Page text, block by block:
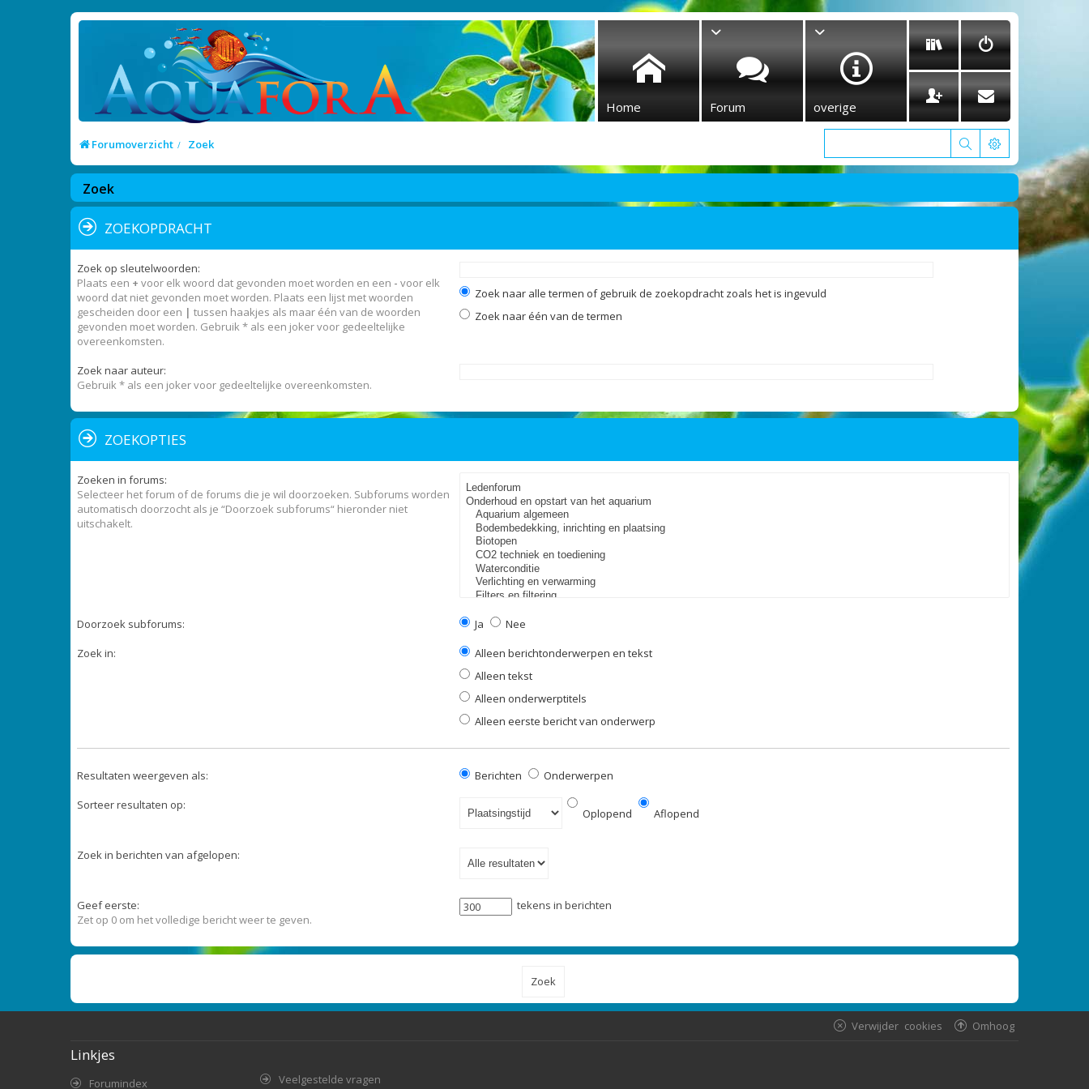
Home Forum overige
Forumoverzicht Zoek
Zoek
ZOEKOPDRACHT
Zoek op sleutelwoorden:
Plaats een + voor elk woord dat gevonden moet worden en een - voor elk
woord dat niet gevonden moet worden. Plaats een lijst met woorden
gescheiden door een | tussen haakjes als maar één van de woorden
gevonden moet worden. Gebruik * als een joker voor gedeeltelijke
overeenkomsten.
Zoek naar alle termen of gebruik de zoekopdracht zoals het is ingevuld
Zoek naar één van de termen
Zoek naar auteur:
Gebruik * als een joker voor gedeeltelijke overeenkomsten.
ZOEKOPTIES
Zoeken in forums:
Selecteer het forum of de forums die je wil doorzoeken. Subforums worden
automatisch doorzocht als je “Doorzoek subforums“ hieronder niet
uitschakelt.
Doorzoek subforums: Ja
Nee
Zoek in:
Alleen berichtonderwerpen en tekst
Alleen tekst
Alleen onderwerptitels
Alleen eerste bericht van onderwerp
Resultaten weergeven als: Berichten
Onderwerpen
Sorteer resultaten op:
Oplopend Aflopend
Zoek in berichten van afgelopen:
Geef eerste:
Zet op 0 om het volledige bericht weer te geven.
tekens in berichten
Omhoog
Verwijder cookies
Linkjes
Forumindex Veelgestelde vragen